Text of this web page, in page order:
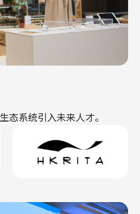
态系统引入未来人才。